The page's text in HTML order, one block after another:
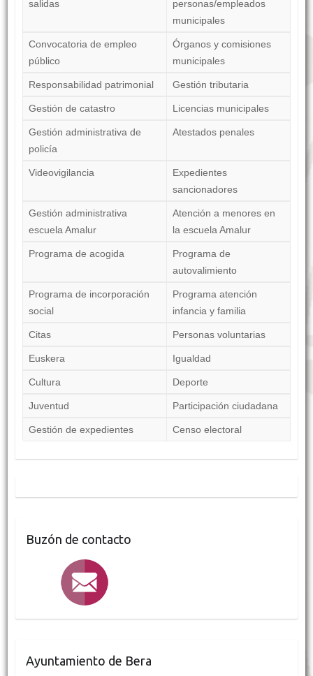
salidas
personas/empleados
municipales
Convocatoria de empleo
público
Órganos y comisiones
municipales
Responsabilidad patrimonial Gestión tributaria
Gestión de catastro Licencias municipales
Gestión administrativa de
policía
Atestados penales
Videovigilancia
Expedientes
sancionadores
Gestión administrativa
escuela Amalur
Atención a menores en
la escuela Amalur
Programa de acogida
Programa de
autovalimiento
Programa de incorporación
social
Programa atención
infancia y familia
Citas Personas voluntarias
Euskera Igualdad
Cultura Deporte
Juventud Participación ciudadana
Gestión de expedientes Censo electoral
Buzón de contacto
Ayuntamiento de Bera